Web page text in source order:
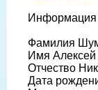
Информация
Фамилия
Имя Алексей
Отчество
Дата